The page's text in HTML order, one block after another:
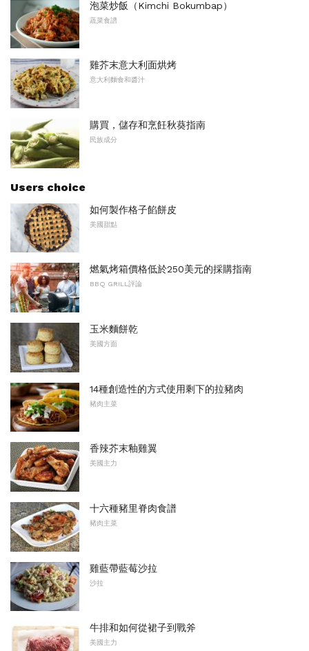
泡菜炒飯（Kimchi Bokumbap）
蔬菜食譜
雞芥末意大利面烘烤
意大利麵食和醬汁
購買，儲存和烹飪秋葵指南
民族成分
Users choice
如何製作格子餡餅皮
美國甜點
燃氣烤箱價格低於250美元的採購指南
BBQ GRILL評論
玉米麵餅乾
美國方面
14種創造性的方式使用剩下的拉豬肉
豬肉主菜
香辣芥末釉雞翼
美國主力
十六種豬里脊肉食譜
豬肉主菜
雞藍帶藍莓沙拉
沙拉
牛排和如何從裙子到戰斧
美國主力